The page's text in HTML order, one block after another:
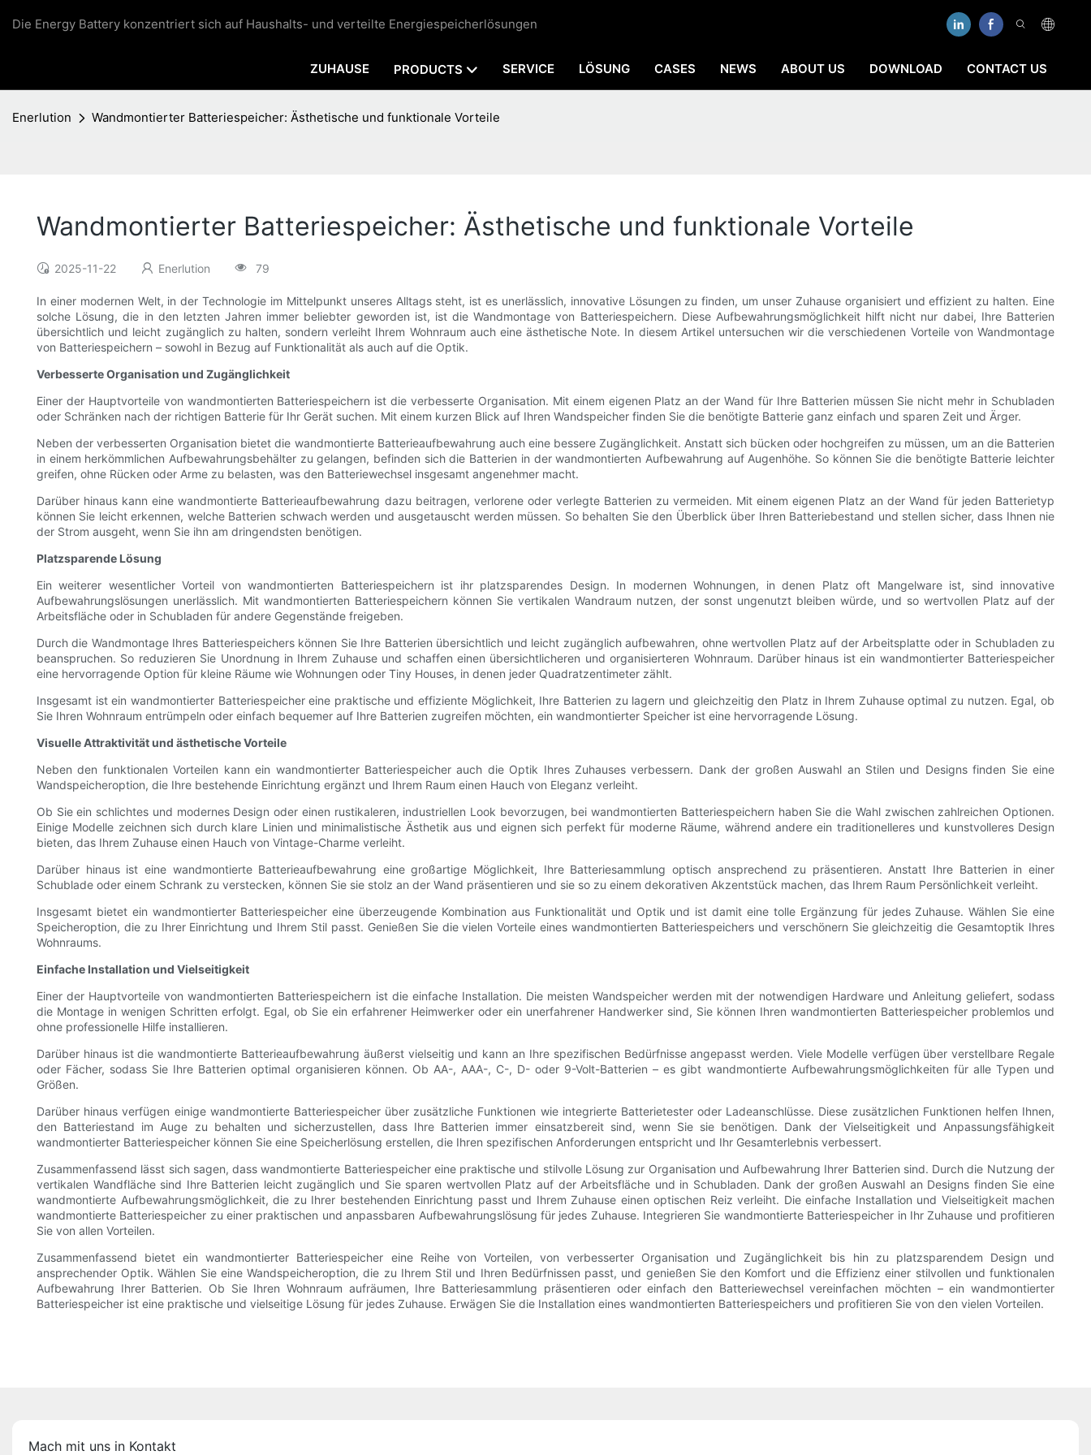
Die Energy Battery konzentriert sich auf Haushalts- und verteilte Energiespeicherlösungen
ZUHAUSE PRODUCTS SERVICE LÖSUNG CASES NEWS ABOUT US DOWNLOAD CONTACT US
Enerlution Wandmontierter Batteriespeicher: Ästhetische und funktionale Vorteile
Wandmontierter Batteriespeicher: Ästhetische und funktionale Vorteile
2025-11-22 Enerlution 79
In einer modernen Welt, in der Technologie im Mittelpunkt unseres Alltags steht, ist es unerlässlich, innovative Lösungen zu finden, um unser Zuhause organisiert und effizient zu halten. Eine
solche Lösung, die in den letzten Jahren immer beliebter geworden ist, ist die Wandmontage von Batteriespeichern. Diese Aufbewahrungsmöglichkeit hilft nicht nur dabei, Ihre Batterien
übersichtlich und leicht zugänglich zu halten, sondern verleiht Ihrem Wohnraum auch eine ästhetische Note. In diesem Artikel untersuchen wir die verschiedenen Vorteile von Wandmontage
von Batteriespeichern – sowohl in Bezug auf Funktionalität als auch auf die Optik.
Verbesserte Organisation und Zugänglichkeit
Einer der Hauptvorteile von wandmontierten Batteriespeichern ist die verbesserte Organisation. Mit einem eigenen Platz an der Wand für Ihre Batterien müssen Sie nicht mehr in Schubladen
oder Schränken nach der richtigen Batterie für Ihr Gerät suchen. Mit einem kurzen Blick auf Ihren Wandspeicher finden Sie die benötigte Batterie ganz einfach und sparen Zeit und Ärger.
Neben der verbesserten Organisation bietet die wandmontierte Batterieaufbewahrung auch eine bessere Zugänglichkeit. Anstatt sich bücken oder hochgreifen zu müssen, um an die Batterien
in einem herkömmlichen Aufbewahrungsbehälter zu gelangen, befinden sich die Batterien in der wandmontierten Aufbewahrung auf Augenhöhe. So können Sie die benötigte Batterie leichter
greifen, ohne Rücken oder Arme zu belasten, was den Batteriewechsel insgesamt angenehmer macht.
Darüber hinaus kann eine wandmontierte Batterieaufbewahrung dazu beitragen, verlorene oder verlegte Batterien zu vermeiden. Mit einem eigenen Platz an der Wand für jeden Batterietyp
können Sie leicht erkennen, welche Batterien schwach werden und ausgetauscht werden müssen. So behalten Sie den Überblick über Ihren Batteriebestand und stellen sicher, dass Ihnen nie
der Strom ausgeht, wenn Sie ihn am dringendsten benötigen.
Platzsparende Lösung
Ein weiterer wesentlicher Vorteil von wandmontierten Batteriespeichern ist ihr platzsparendes Design. In modernen Wohnungen, in denen Platz oft Mangelware ist, sind innovative
Aufbewahrungslösungen unerlässlich. Mit wandmontierten Batteriespeichern können Sie vertikalen Wandraum nutzen, der sonst ungenutzt bleiben würde, und so wertvollen Platz auf der
Arbeitsfläche oder in Schubladen für andere Gegenstände freigeben.
Durch die Wandmontage Ihres Batteriespeichers können Sie Ihre Batterien übersichtlich und leicht zugänglich aufbewahren, ohne wertvollen Platz auf der Arbeitsplatte oder in Schubladen zu
beanspruchen. So reduzieren Sie Unordnung in Ihrem Zuhause und schaffen einen übersichtlicheren und organisierteren Wohnraum. Darüber hinaus ist ein wandmontierter Batteriespeicher
eine hervorragende Option für kleine Räume wie Wohnungen oder Tiny Houses, in denen jeder Quadratzentimeter zählt.
Insgesamt ist ein wandmontierter Batteriespeicher eine praktische und effiziente Möglichkeit, Ihre Batterien zu lagern und gleichzeitig den Platz in Ihrem Zuhause optimal zu nutzen. Egal, ob
Sie Ihren Wohnraum entrümpeln oder einfach bequemer auf Ihre Batterien zugreifen möchten, ein wandmontierter Speicher ist eine hervorragende Lösung.
Visuelle Attraktivität und ästhetische Vorteile
Neben den funktionalen Vorteilen kann ein wandmontierter Batteriespeicher auch die Optik Ihres Zuhauses verbessern. Dank der großen Auswahl an Stilen und Designs finden Sie eine
Wandspeicheroption, die Ihre bestehende Einrichtung ergänzt und Ihrem Raum einen Hauch von Eleganz verleiht.
Ob Sie ein schlichtes und modernes Design oder einen rustikaleren, industriellen Look bevorzugen, bei wandmontierten Batteriespeichern haben Sie die Wahl zwischen zahlreichen Optionen.
Einige Modelle zeichnen sich durch klare Linien und minimalistische Ästhetik aus und eignen sich perfekt für moderne Räume, während andere ein traditionelleres und kunstvolleres Design
bieten, das Ihrem Zuhause einen Hauch von Vintage-Charme verleiht.
Darüber hinaus ist eine wandmontierte Batterieaufbewahrung eine großartige Möglichkeit, Ihre Batteriesammlung optisch ansprechend zu präsentieren. Anstatt Ihre Batterien in einer
Schublade oder einem Schrank zu verstecken, können Sie sie stolz an der Wand präsentieren und sie so zu einem dekorativen Akzentstück machen, das Ihrem Raum Persönlichkeit verleiht.
Insgesamt bietet ein wandmontierter Batteriespeicher eine überzeugende Kombination aus Funktionalität und Optik und ist damit eine tolle Ergänzung für jedes Zuhause. Wählen Sie eine
Speicheroption, die zu Ihrer Einrichtung und Ihrem Stil passt. Genießen Sie die vielen Vorteile eines wandmontierten Batteriespeichers und verschönern Sie gleichzeitig die Gesamtoptik Ihres
Wohnraums.
Einfache Installation und Vielseitigkeit
Einer der Hauptvorteile von wandmontierten Batteriespeichern ist die einfache Installation. Die meisten Wandspeicher werden mit der notwendigen Hardware und Anleitung geliefert, sodass
die Montage in wenigen Schritten erfolgt. Egal, ob Sie ein erfahrener Heimwerker oder ein unerfahrener Handwerker sind, Sie können Ihren wandmontierten Batteriespeicher problemlos und
ohne professionelle Hilfe installieren.
Darüber hinaus ist die wandmontierte Batterieaufbewahrung äußerst vielseitig und kann an Ihre spezifischen Bedürfnisse angepasst werden. Viele Modelle verfügen über verstellbare Regale
oder Fächer, sodass Sie Ihre Batterien optimal organisieren können. Ob AA-, AAA-, C-, D- oder 9-Volt-Batterien – es gibt wandmontierte Aufbewahrungsmöglichkeiten für alle Typen und
Größen.
Darüber hinaus verfügen einige wandmontierte Batteriespeicher über zusätzliche Funktionen wie integrierte Batterietester oder Ladeanschlüsse. Diese zusätzlichen Funktionen helfen Ihnen,
den Batteriestand im Auge zu behalten und sicherzustellen, dass Ihre Batterien immer einsatzbereit sind, wenn Sie sie benötigen. Dank der Vielseitigkeit und Anpassungsfähigkeit
wandmontierter Batteriespeicher können Sie eine Speicherlösung erstellen, die Ihren spezifischen Anforderungen entspricht und Ihr Gesamterlebnis verbessert.
Zusammenfassend lässt sich sagen, dass wandmontierte Batteriespeicher eine praktische und stilvolle Lösung zur Organisation und Aufbewahrung Ihrer Batterien sind. Durch die Nutzung der
vertikalen Wandfläche sind Ihre Batterien leicht zugänglich und Sie sparen wertvollen Platz auf der Arbeitsfläche und in Schubladen. Dank der großen Auswahl an Designs finden Sie eine
wandmontierte Aufbewahrungsmöglichkeit, die zu Ihrer bestehenden Einrichtung passt und Ihrem Zuhause einen optischen Reiz verleiht. Die einfache Installation und Vielseitigkeit machen
wandmontierte Batteriespeicher zu einer praktischen und anpassbaren Aufbewahrungslösung für jedes Zuhause. Integrieren Sie wandmontierte Batteriespeicher in Ihr Zuhause und profitieren
Sie von allen Vorteilen.
Zusammenfassend bietet ein wandmontierter Batteriespeicher eine Reihe von Vorteilen, von verbesserter Organisation und Zugänglichkeit bis hin zu platzsparendem Design und
ansprechender Optik. Wählen Sie eine Wandspeicheroption, die zu Ihrem Stil und Ihren Bedürfnissen passt, und genießen Sie den Komfort und die Effizienz einer stilvollen und funktionalen
Aufbewahrung Ihrer Batterien. Ob Sie Ihren Wohnraum aufräumen, Ihre Batteriesammlung präsentieren oder einfach den Batteriewechsel vereinfachen möchten – ein wandmontierter
Batteriespeicher ist eine praktische und vielseitige Lösung für jedes Zuhause. Erwägen Sie die Installation eines wandmontierten Batteriespeichers und profitieren Sie von den vielen Vorteilen.
Mach mit uns in Kontakt